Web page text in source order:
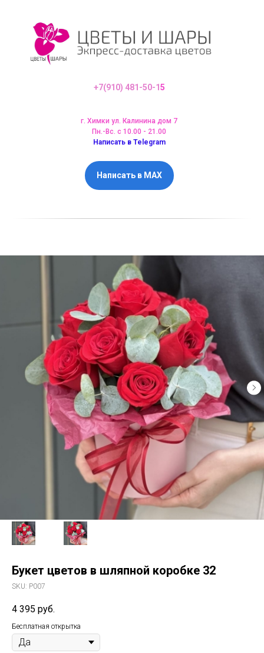
+7(910) 481-50-15
г. Химки ул. Калинина дом 7
Пн.-Вс. с 10.00 - 21.00
Написать в Telegram
Написать в MAX
Букет цветов в шляпной коробке 32
SKU: Р007
4 395 руб.
Бесплатная открытка